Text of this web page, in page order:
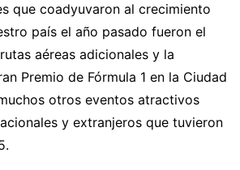
que coadyuvaron al crecimiento
país el año pasado fueron el
aéreas adicionales y la
Premio de Fórmula 1 en la Ciudad
otros eventos atractivos
y extranjeros que tuvieron